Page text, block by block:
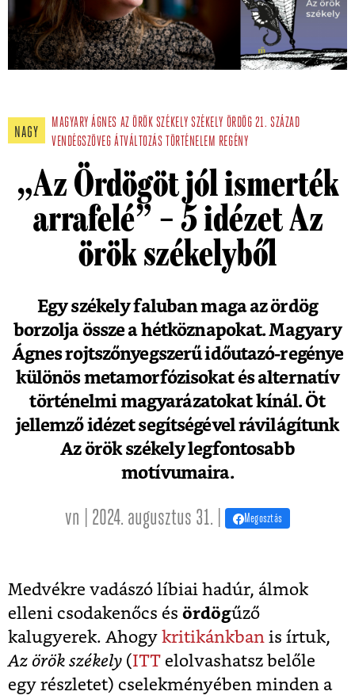
NAGY
MAGYARY ÁGNES AZ ÖRÖK SZÉKELY SZÉKELY ÖRDÖG 21. SZÁZAD
VENDÉGSZÖVEG ÁTVÁLTOZÁS TÖRTÉNELEM REGÉNY
„Az Ördögöt jól ismerték
arrafelé” – 5 idézet Az
örök székelyből
Egy székely faluban maga az ördög
borzolja össze a hétköznapokat. Magyary
Ágnes rojtszőnyegszerű időutazó-regénye
különös metamorfózisokat és alternatív
történelmi magyarázatokat kínál. Öt
jellemző idézet segítségével rávilágítunk
Az örök székely legfontosabb
motívumaira.
vn | 2024. augusztus 31. | Megosztás
Medvékre vadászó líbiai hadúr, álmok
elleni csodakenőcs és ördögűző
kalugyerek. Ahogy kritikánkban is írtuk,
Az örök székely (ITT elolvashatsz belőle
egy részletet) cselekményében minden a